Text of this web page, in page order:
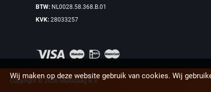
BTW: NL0028.58.368.B.01
KVK: 28033257
Copyright © 2026 Multizaag B.V.
Wij maken op deze website gebruik van cookies. Wij